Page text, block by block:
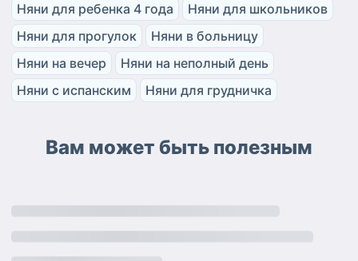
Няни для ребенка 4 года
Няни для школьников
Няни для прогулок
Няни в больницу
Няни на вечер
Няни на неполный день
Няни с испанским
Няни для грудничка
Вам может быть полезным